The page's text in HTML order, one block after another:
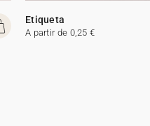
Etiqueta
A partir de 0,25 €